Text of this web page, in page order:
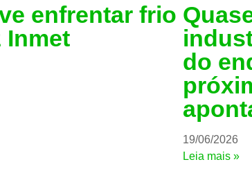
enfrentar frio
Inmet
do
19/06/2026
Leia mais »